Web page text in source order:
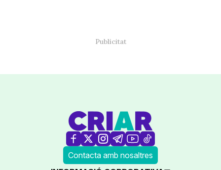
Contacta amb nosaltres